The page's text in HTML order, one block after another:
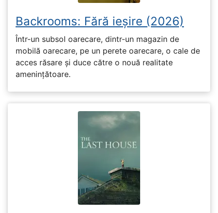
Backrooms: Fără ieșire (2026)
Într-un subsol oarecare, dintr-un magazin de
mobilă oarecare, pe un perete oarecare, o cale de
acces răsare și duce către o nouă realitate
amenințătoare.